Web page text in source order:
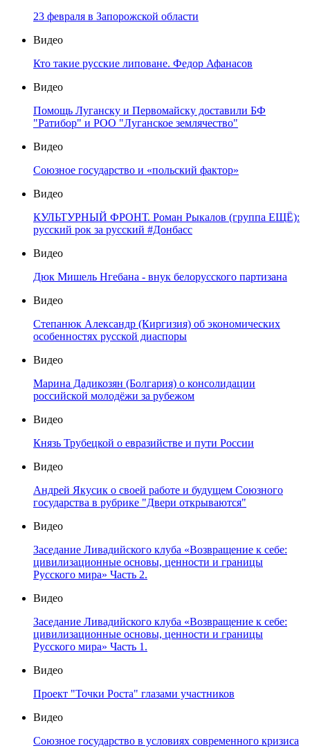
23 февраля в Запорожской области
Видео
Кто такие русские липоване. Федор Афанасов
Видео
Помощь Луганску и Первомайску доставили БФ
"Ратибор" и РОО "Луганское землячество"
Видео
Союзное государство и «польский фактор»
Видео
КУЛЬТУРНЫЙ ФРОНТ. Роман Рыкалов (группа ЕЩЁ):
русский рок за русский #Донбасс
Видео
Дюк Мишель Нгебана - внук белорусского партизана
Видео
Степанюк Александр (Киргизия) об экономических
особенностях русской диаспоры
Видео
Марина Дадикозян (Болгария) о консолидации
российской молодёжи за рубежом
Видео
Князь Трубецкой о евразийстве и пути России
Видео
Андрей Якусик о своей работе и будущем Союзного
государства в рубрике "Двери открываются"
Видео
Заседание Ливадийского клуба «Возвращение к себе:
цивилизационные основы, ценности и границы
Русского мира» Часть 2.
Видео
Заседание Ливадийского клуба «Возвращение к себе:
цивилизационные основы, ценности и границы
Русского мира» Часть 1.
Видео
Проект "Точки Роста" глазами участников
Видео
Союзное государство в условиях современного кризиса